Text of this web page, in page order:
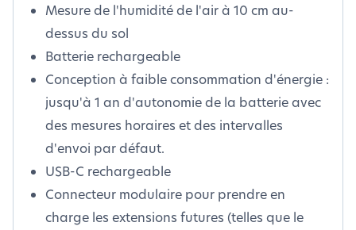
Mesure de l'humidité de l'air à 10 cm au-
dessus du sol
Batterie rechargeable
Conception à faible consommation d'énergie :
jusqu'à 1 an d'autonomie de la batterie avec
des mesures horaires et des intervalles
d'envoi par défaut.
USB-C rechargeable
Connecteur modulaire pour prendre en
charge les extensions futures (telles que le